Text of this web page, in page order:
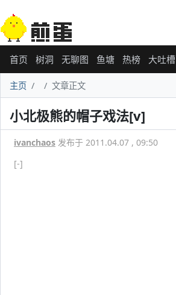
首页 树洞 无聊图 鱼塘 热榜 大吐槽
主页 文章正文
小北极熊的帽子戏法[v]
ivanchaos 发布于 2011.04.07 , 09:50
[-]